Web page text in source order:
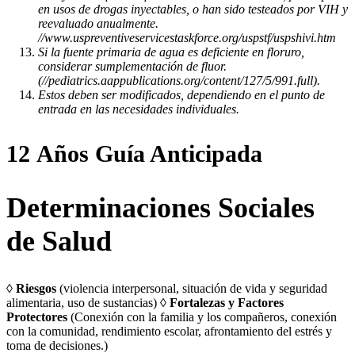
en usos de drogas inyectables, o han sido testeados por VIH y
reevaluado anualmente.
//www.uspreventiveservicestaskforce.org/uspstf/uspshivi.htm
Si la fuente primaria de agua es deficiente en floruro,
considerar sumplementación de fluor.
(//pediatrics.aappublications.org/content/127/5/991.full).
Estos deben ser modificados, dependiendo en el punto de
entrada en las necesidades individuales.
12 Años Guía Anticipada
Determinaciones Sociales
de Salud
◊ Riesgos (violencia interpersonal, situación de vida y seguridad
alimentaria, uso de sustancias) ◊ Fortalezas y Factores
Protectores (Conexión con la familia y los compañeros, conexión
con la comunidad, rendimiento escolar, afrontamiento del estrés y
toma de decisiones.)